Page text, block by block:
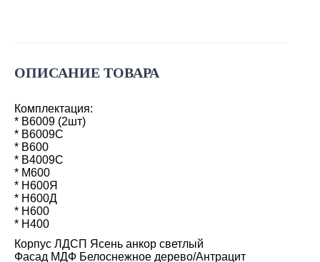
ОПИСАНИЕ ТОВАРА
Комплектация:
* В6009 (2шт)
* В6009С
* В600
* В4009С
* М600
* Н600Я
* Н600Д
* Н600
* Н400
Корпус ЛДСП Ясень анкор светлый
Фасад МДФ Белоснежное дерево/Антрацит